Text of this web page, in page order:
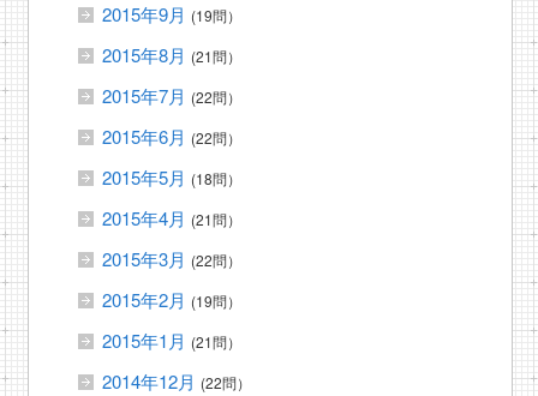
2015年9月 (19問）
2015年8月 (21問）
2015年7月 (22問）
2015年6月 (22問）
2015年5月 (18問）
2015年4月 (21問）
2015年3月 (22問）
2015年2月 (19問）
2015年1月 (21問）
2014年12月 (22問）